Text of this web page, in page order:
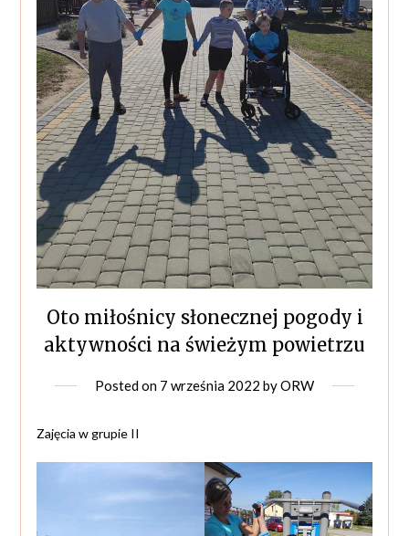
Oto miłośnicy słonecznej pogody i
aktywności na świeżym powietrzu
Posted on 7 września 2022 byORW
Zajęcia w grupie II